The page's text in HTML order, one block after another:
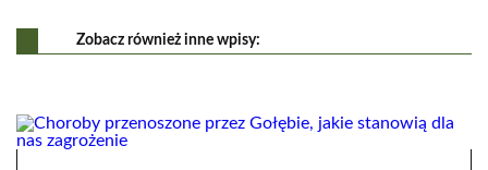
Zobacz również inne wpisy: